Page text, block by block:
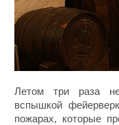
Летом три раза
вспышкой
пожарах, которые